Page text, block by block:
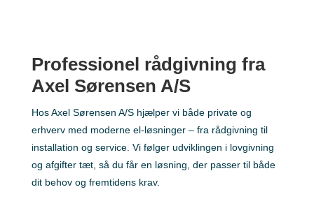
Professionel rådgivning fra
Axel Sørensen A/S
Hos Axel Sørensen A/S hjælper vi både private og
erhverv med moderne el-løsninger – fra rådgivning til
installation og service. Vi følger udviklingen i lovgivning
og afgifter tæt, så du får en løsning, der passer til både
dit behov og fremtidens krav.